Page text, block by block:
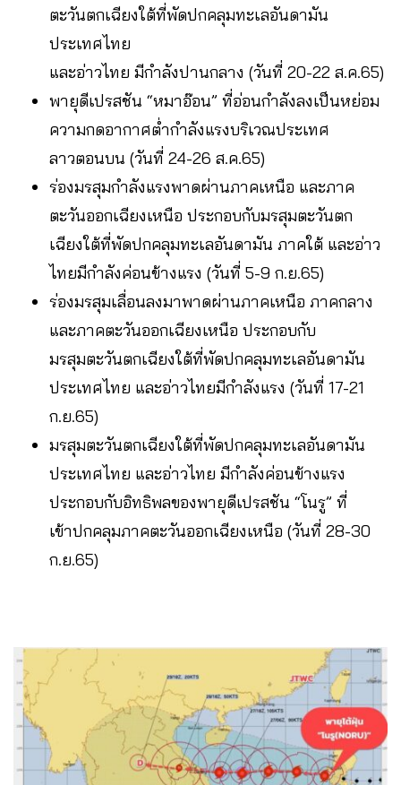
ตะวันตกเฉียงใต้ที่พัดปกคลุมทะเลอันดามัน
ประเทศไทย
และอ่าวไทย มีกำลังปานกลาง (วันที่ 20-22 ส.ค.65)
พายุดีเปรสชัน “หมาอ๊อน” ที่อ่อนกำลังลงเป็นหย่อม
ความกดอากาศต่ำกำลังแรงบริเวณประเทศ
ลาวตอนบน (วันที่ 24-26 ส.ค.65)
ร่องมรสุมกำลังแรงพาดผ่านภาคเหนือ และภาค
ตะวันออกเฉียงเหนือ ประกอบกับมรสุมตะวันตก
เฉียงใต้ที่พัดปกคลุมทะเลอันดามัน ภาคใต้ และอ่าว
ไทยมีกำลังค่อนข้างแรง (วันที่ 5-9 ก.ย.65)
ร่องมรสุมเลื่อนลงมาพาดผ่านภาคเหนือ ภาคกลาง
และภาคตะวันออกเฉียงเหนือ ประกอบกับ
มรสุมตะวันตกเฉียงใต้ที่พัดปกคลุมทะเลอันดามัน
ประเทศไทย และอ่าวไทยมีกำลังแรง (วันที่ 17-21
ก.ย.65)
มรสุมตะวันตกเฉียงใต้ที่พัดปกคลุมทะเลอันดามัน
ประเทศไทย และอ่าวไทย มีกำลังค่อนข้างแรง
ประกอบกับอิทธิพลของพายุดีเปรสชัน “โนรู” ที่
เข้าปกคลุมภาคตะวันออกเฉียงเหนือ (วันที่ 28-30
ก.ย.65)